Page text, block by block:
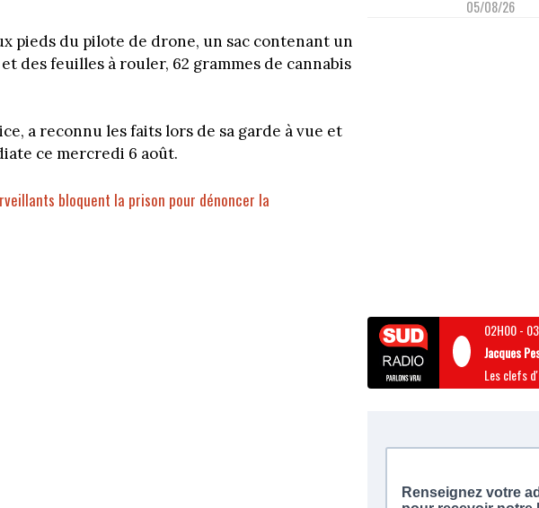
pieds du pilote de drone, un sac contenant un
des feuilles à rouler, 62 grammes de cannabis
a reconnu les faits lors de sa garde à vue et
ce mercredi 6 août.
bloquent la prison pour dénoncer la
05/08/26
02H00-
Jacques
Les clefs